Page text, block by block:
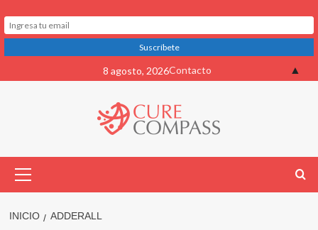
al
8 agosto, 2026Contacto
primario
INICIO ADDERALL
▲